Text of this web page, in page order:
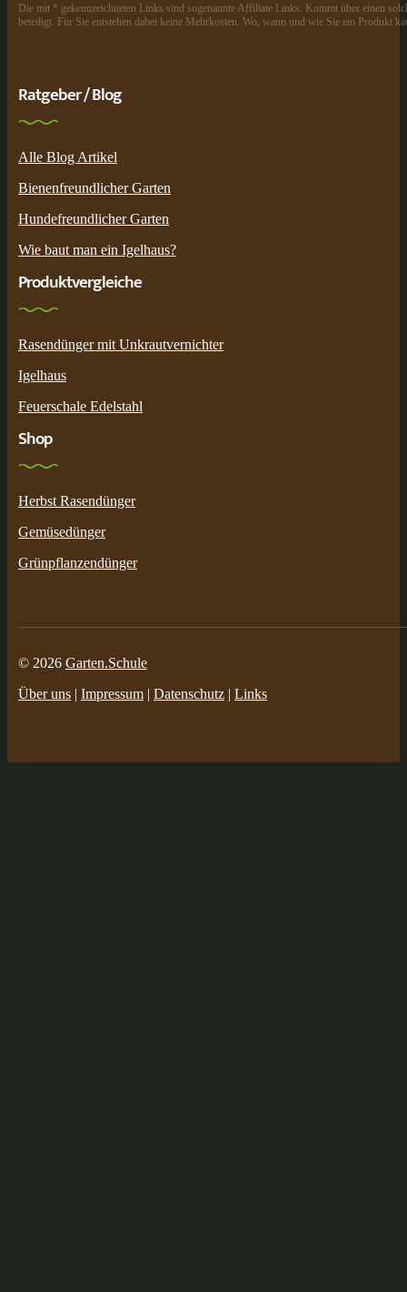
Die mit * gekennzeichneten Links sind sogenannte Affiliate Links. Kommt über einen
beteiligt. Für Sie entstehen dabei keine Mehrkosten. Wo, wann und wie Sie ein Produkt
Ratgeber / Blog
Alle Blog Artikel
Bienenfreundlicher Garten
Hundefreundlicher Garten
Wie baut man ein Igelhaus?
Produktvergleiche
Rasendünger mit Unkrautvernichter
Igelhaus
Feuerschale Edelstahl
Shop
Herbst Rasendünger
Gemüsedünger
Grünpflanzendünger
© 2026 Garten.Schule
Über uns | Impressum | Datenschutz | Links